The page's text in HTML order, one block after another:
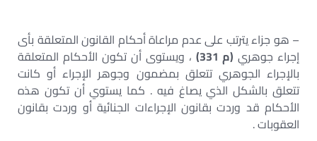
– هو جزاء يترتب على عدم مراعاة أحكام القانون المتعلقة بأى
إجراء جوهري (م 331)
، ويستوى أن تكون الأحكام المتعلقة
بالإجراء الجوهري تتعلق بمضمون وجوهر الإجراء أو كانت
تتعلق بالشكل الذي يصاغ فيه . كما يستوي أن تكون هذه
الأحكام قد وردت بقانون الإجراءات الجنائية أو وردت بقانون
العقوبات .